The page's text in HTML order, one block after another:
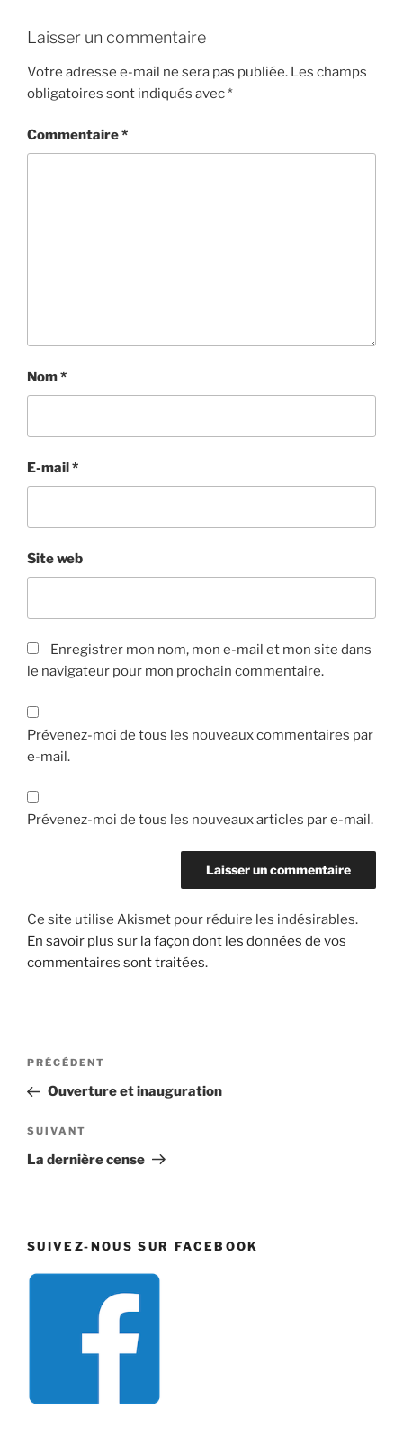
Laisser un commentaire
Votre adresse e-mail ne sera pas publiée. Les champs
obligatoires sont indiqués avec*
Commentaire*
Nom*
E-mail*
Site web
Enregistrer mon nom, mon e-mail et mon site dans
le navigateur pour mon prochain commentaire.
Prévenez-moi de tous les nouveaux commentaires par
e-mail.
Prévenez-moi de tous les nouveaux articles par e-mail.
Ce site utilise Akismet pour réduire les indésirables.
En savoir plus sur la façon dont les données de vos
commentaires sont traitées.
Navigation
l’article
Article
précédent
PRÉCÉDENT
Ouverture et inauguration
Article
suivant
SUIVANT
La dernière cense
SUIVEZ-NOUS SUR FACEBOOK